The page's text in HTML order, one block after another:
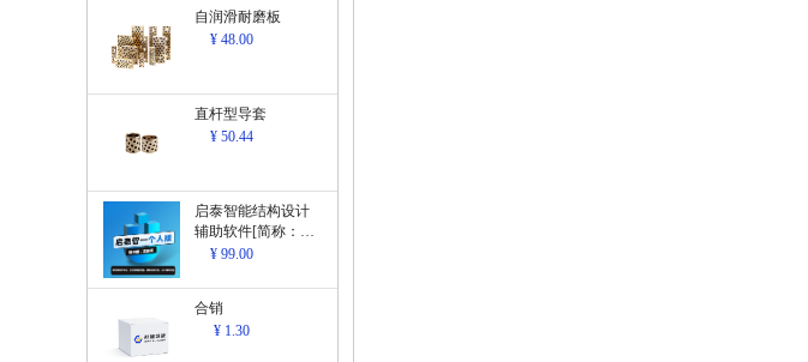
自润滑耐磨板
¥ 48.00
直杆型导套
¥ 50.44
启泰智能结构设计
辅助软件[简称：结
构设计辅助软
¥ 99.00
合销
¥ 1.30